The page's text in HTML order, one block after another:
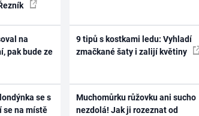
na
pak bude ze
se s
se na místě
9 tipů s kostkami ledu: Vyhladí
zmačkané šaty i zalijí květiny
Muchomůrku růžovku ani sucho
nezdolá! Jak ji rozeznat od